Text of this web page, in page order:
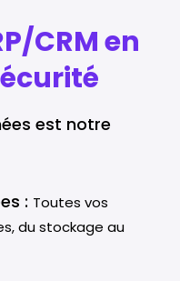
CRM en
est notre
: Toutes vos
du stockage au